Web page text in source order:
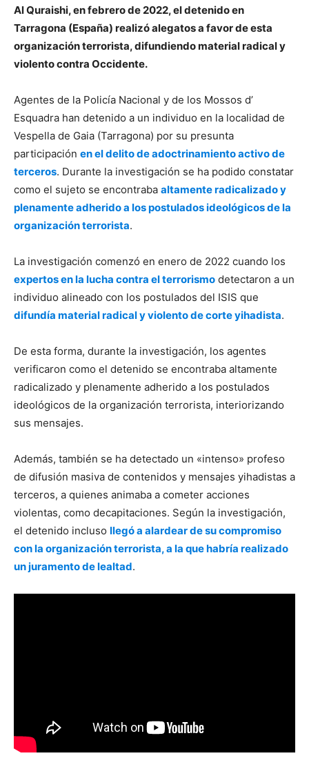
Al Quraishi, en febrero de 2022, el detenido en
Tarragona (España) realizó alegatos a favor de esta
organización terrorista, difundiendo material radical y
violento contra Occidente.
Agentes de la Policía Nacional y de los Mossos d’
Esquadra han detenido a un individuo en la localidad de
Vespella de Gaia (Tarragona) por su presunta
participación en el delito de adoctrinamiento activo de
terceros. Durante la investigación se ha podido constatar
como el sujeto se encontraba altamente radicalizado y
plenamente adherido a los postulados ideológicos de la
organización terrorista.
La investigación comenzó en enero de 2022 cuando los
expertos en la lucha contra el terrorismo detectaron a un
individuo alineado con los postulados del ISIS que
difundía material radical y violento de corte yihadista.
De esta forma, durante la investigación, los agentes
verificaron como el detenido se encontraba altamente
radicalizado y plenamente adherido a los postulados
ideológicos de la organización terrorista, interiorizando
sus mensajes.
Además, también se ha detectado un «intenso» profeso
de difusión masiva de contenidos y mensajes yihadistas a
terceros, a quienes animaba a cometer acciones
violentas, como decapitaciones. Según la investigación,
el detenido incluso llegó a alardear de su compromiso
con la organización terrorista, a la que habría realizado
un juramento de lealtad.